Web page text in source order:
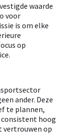
waarde
voor
is om elke
op
ander. Deze
te plannen,
hoog
vertrouwen op